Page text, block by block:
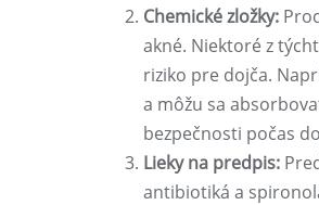
Chemické zložky:
akné. Niektoré z
riziko pre dojča.
a môžu sa
bezpečnosti počas
Lieky na predpis:
antibiotiká a